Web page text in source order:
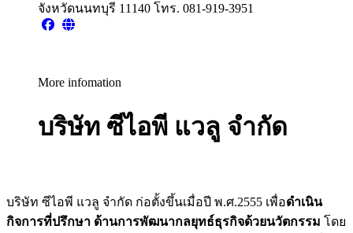
จังหวัดนนทบุรี 11140 โทร. 081-919-3951
More infomation
บริษัท ซีไอพี แวลู จำกัด
บริษัท ซีไอพี แวลู จำกัด ก่อตั้งขึ้นเมื่อปี พ.ศ.2555 เพื่อดำเนิน
กิจการที่ปรึกษา ด้านการพัฒนากลยุทธ์ธุรกิจด้วยนวัตกรรม โดย